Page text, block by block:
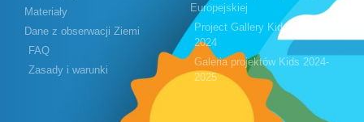
Materiały
Dane z obserwacji Ziemi
FAQ
Zasady i warunki
Europejskiej
Project Gallery Kids 2023-
2024
Galeria projektów Kids 2024-
2025